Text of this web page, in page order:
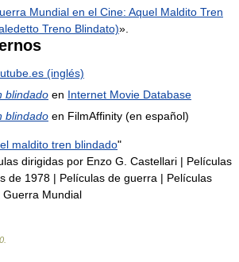
Mundial en el Cine: Aquel Maldito Tren
Treno Blindato)».
(inglés)
blindado en Internet Movie Database
blindado en FilmAffinity (en español)
maldito tren blindado"
dirigidas por Enzo G. Castellari | Películas
de 1978 | Películas de guerra | Películas
Mundial